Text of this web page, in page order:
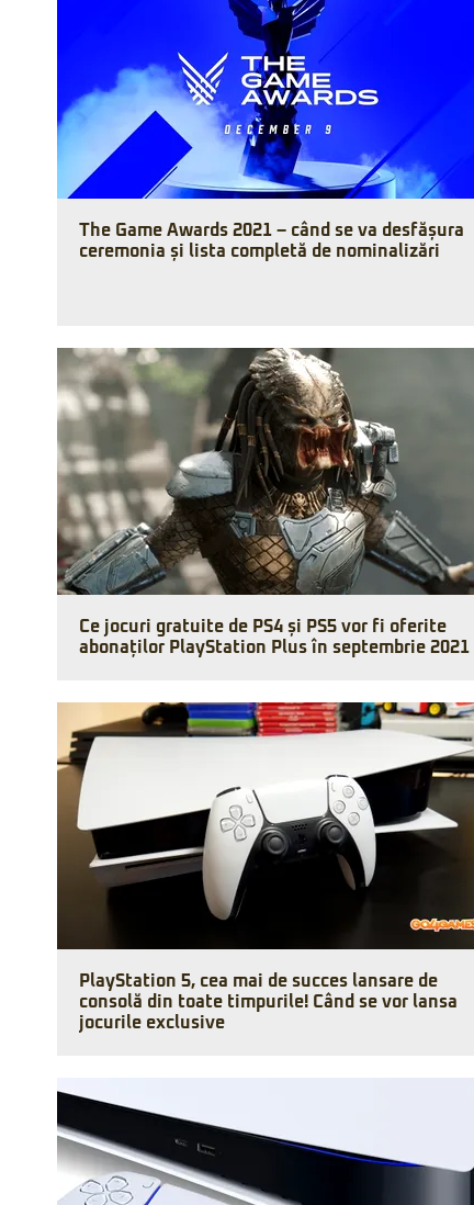
The Game Awards 2021 – când se va desfășura
ceremonia și lista completă de nominalizări
Ce jocuri gratuite de PS4 și PS5 vor fi oferite
abonaților PlayStation Plus în septembrie 2021
PlayStation 5, cea mai de succes lansare de
consolă din toate timpurile! Când se vor lansa
jocurile exclusive